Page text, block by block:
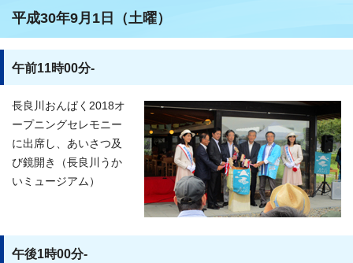
平成30年9月1日（土曜）
午前11時00分-
長良川おんぱく2018オ
ープニングセレモニー
に出席し、あいさつ及
び鏡開き（長良川うか
いミュージアム）
午後1時00分-